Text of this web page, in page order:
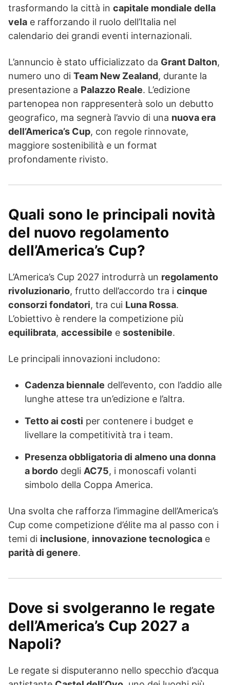
trasformando la città in capitale mondiale della
vela e rafforzando il ruolo dell’Italia nel
calendario dei grandi eventi internazionali.
L’annuncio è stato ufficializzato da Grant Dalton,
numero uno di Team New Zealand, durante la
presentazione a Palazzo Reale. L’edizione
partenopea non rappresenterà solo un debutto
geografico, ma segnerà l’avvio di una nuova era
dell’America’s Cup, con regole rinnovate,
maggiore sostenibilità e un format
profondamente rivisto.
Quali sono le principali novità
del nuovo regolamento
dell’America’s Cup?
L’America’s Cup 2027 introdurrà un regolamento
rivoluzionario, frutto dell’accordo tra i cinque
consorzi fondatori, tra cui Luna Rossa.
L’obiettivo è rendere la competizione più
equilibrata, accessibile e sostenibile.
Le principali innovazioni includono:
Cadenza biennale dell’evento, con l’addio alle
lunghe attese tra un’edizione e l’altra.
Tetto ai costi per contenere i budget e
livellare la competitività tra i team.
Presenza obbligatoria di almeno una donna
a bordo degli AC75, i monoscafi volanti
simbolo della Coppa America.
Una svolta che rafforza l’immagine dell’America’s
Cup come competizione d’élite ma al passo con i
temi di inclusione, innovazione tecnologica e
parità di genere.
Dove si svolgeranno le regate
dell’America’s Cup 2027 a
Napoli?
Le regate si disputeranno nello specchio d’acqua